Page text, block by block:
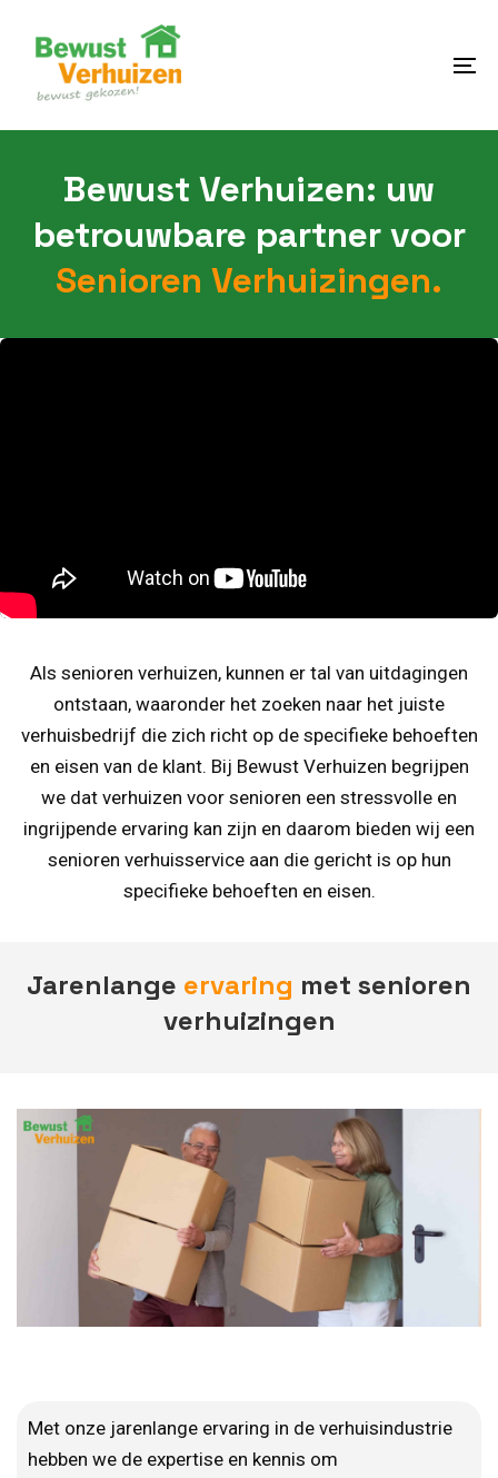
content
Bewust Verhuizen: uw
betrouwbare partner voor
Senioren Verhuizingen.
Als senioren verhuizen, kunnen er tal van uitdagingen
ontstaan, waaronder het zoeken naar het juiste
verhuisbedrijf die zich richt op de specifieke behoeften
en eisen van de klant. Bij Bewust Verhuizen begrijpen
we dat verhuizen voor senioren een stressvolle en
ingrijpende ervaring kan zijn en daarom bieden wij een
senioren verhuisservice aan die gericht is op hun
specifieke behoeften en eisen.
Jarenlange ervaring met senioren
verhuizingen
Met onze jarenlange ervaring in de verhuisindustrie
hebben we de expertise en kennis om